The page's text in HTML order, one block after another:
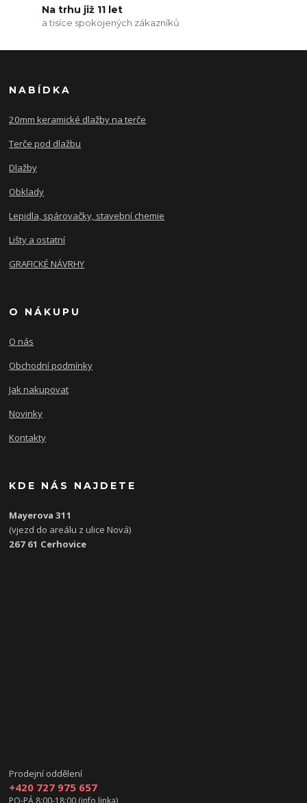
Na trhu již 11 let
a tisíce spokojených zákazníků
NABÍDKA
20mm keramické dlažby na terče
Terče pod dlažbu
Dlažby
Obklady
Lepidla, spárovačky, stavební chemie
Lišty a ostatní
GRAFICKÉ NÁVRHY
O NÁKUPU
O nás
Obchodní podmínky
Jak nakupovat
Novinky
Kontakty
KDE NÁS NAJDETE
Mayerova 311
(vjezd do areálu z ulice Nová)
267 61 Cerhovice
Prodejní oddělení
+420 727 975 657